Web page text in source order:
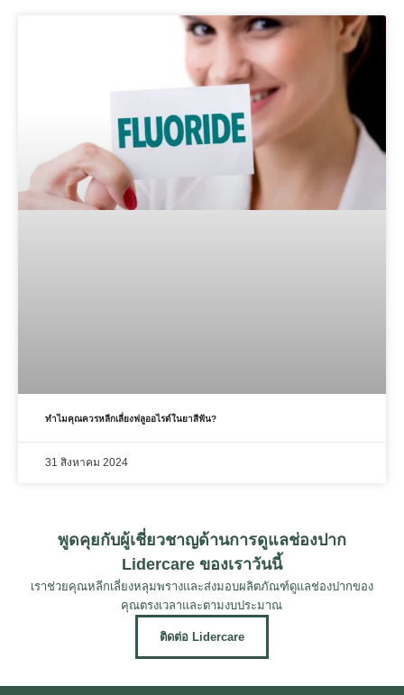
ทําไมคุณควรหลีกเลี่ยงฟลูออไรด์ในยาสีฟัน?
31 สิงหาคม 2024
พูดคุยกับผู้เชี่ยวชาญด้านการดูแลช่องปาก
Lidercare ของเราวันนี้
เราช่วยคุณหลีกเลี่ยงหลุมพรางและส่งมอบผลิตภัณฑ์ดูแลช่องปากของ
คุณตรงเวลาและตามงบประมาณ
ติดต่อ Lidercare